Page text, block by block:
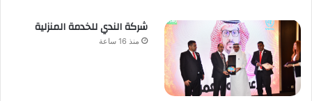
شركة الندي للخدمة المنزلية
منذ 16 ساعة